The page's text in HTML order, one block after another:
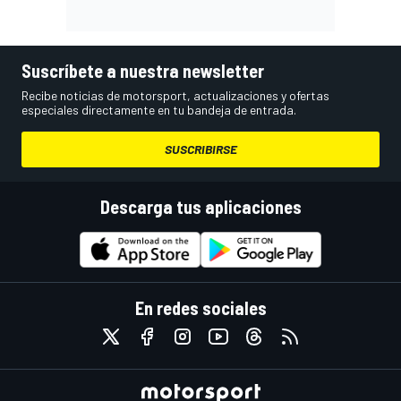
Suscríbete a nuestra newsletter
Recibe noticias de motorsport, actualizaciones y ofertas
especiales directamente en tu bandeja de entrada.
SUSCRIBIRSE
Descarga tus aplicaciones
En redes sociales